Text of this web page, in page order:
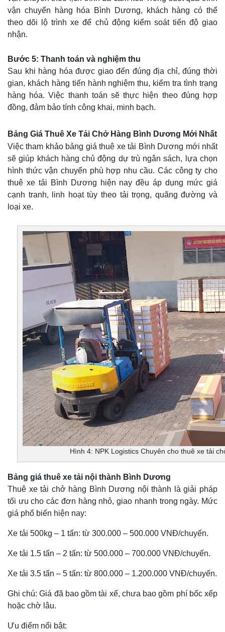
vận chuyển hàng hóa Bình Dương, khách hàng có thể
theo dõi lộ trình xe để chủ động kiểm soát tiến độ giao
nhận.
Bước 5: Thanh toán và nghiệm thu
Sau khi hàng hóa được giao đến đúng địa chỉ, đúng thời
gian, khách hàng tiến hành nghiệm thu, kiểm tra tình trạng
hàng hóa. Việc thanh toán sẽ thực hiện theo đúng hợp
đồng, đảm bảo tính công khai, minh bạch.
Bảng Giá Thuê Xe Tải Chở Hàng Bình Dương Mới Nhất
Việc tham khảo bảng giá thuê xe tải Bình Dương mới nhất
sẽ giúp khách hàng chủ động dự trù ngân sách, lựa chọn
hình thức vận chuyển phù hợp nhu cầu. Các công ty cho
thuê xe tải Bình Dương hiện nay đều áp dụng mức giá
cạnh tranh, linh hoạt tùy theo tải trọng, quãng đường và
loại xe.
Hình 4: NPK Logistics Chuyên cho thuê xe tải
Bảng giá thuê xe tải nội thành Bình Dương
Thuê xe tải chở hàng Bình Dương nội thành là giải pháp
tối ưu cho các đơn hàng nhỏ, giao nhanh trong ngày. Mức
giá phổ biến hiện nay:
Xe tải 500kg – 1 tấn: từ 300.000 – 500.000 VNĐ/chuyến.
Xe tải 1.5 tấn – 2 tấn: từ 500.000 – 700.000 VNĐ/chuyến.
Xe tải 3.5 tấn – 5 tấn: từ 800.000 – 1.200.000 VNĐ/chuyến.
Ghi chú: Giá đã bao gồm tài xế, chưa bao gồm phí bốc xếp
hoặc chờ lâu.
Ưu điểm nổi bật: